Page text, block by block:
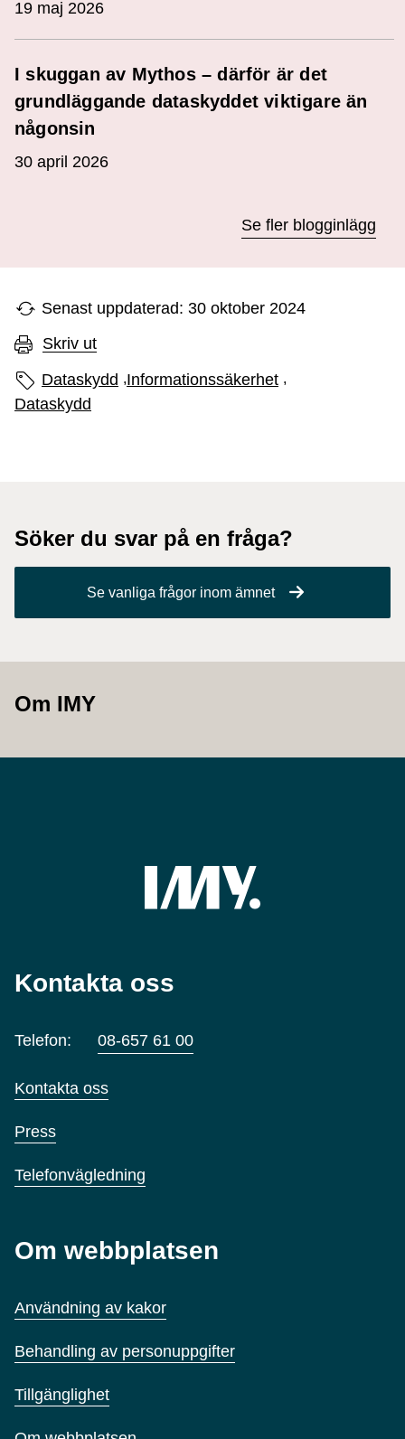
19 maj 2026
I skuggan av Mythos – därför är det
grundläggande dataskyddet viktigare än
någonsin
30 april 2026
Se fler blogginlägg
Senast uppdaterad: 30 oktober 2024
Skriv ut
Sidans etiketter
Dataskydd ,Informationssäkerhet ,
Dataskydd
Söker du svar på en fråga?
Se vanliga frågor inom ämnet
Om IMY
Kontakta oss
Telefon: 08-657 61 00
Kontakta oss
Press
Telefonvägledning
Om webbplatsen
Användning av kakor
Behandling av personuppgifter
Tillgänglighet